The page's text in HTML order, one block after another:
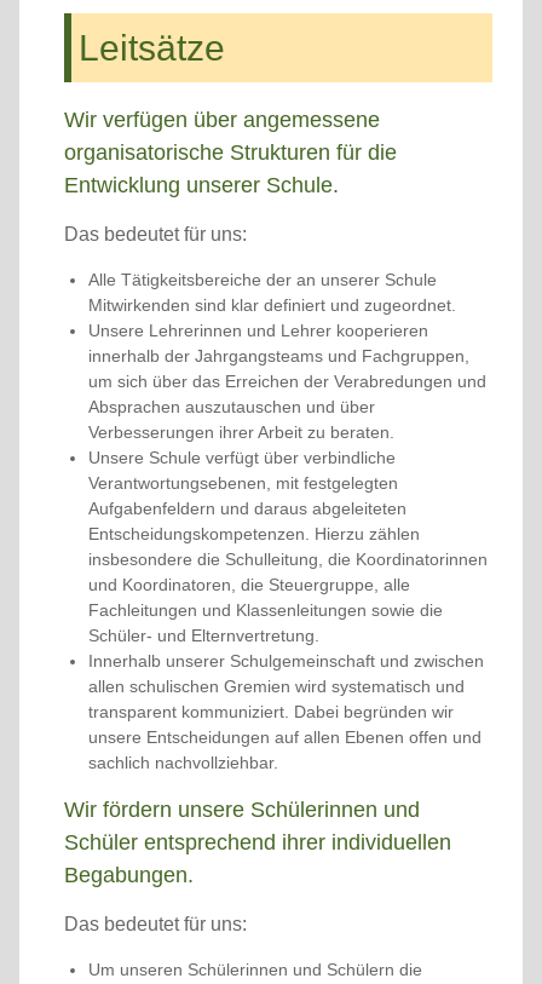
Leitsätze
Wir verfügen über angemessene
organisatorische Strukturen für die
Entwicklung unserer Schule.
Das bedeutet für uns:
Alle Tätigkeitsbereiche der an unserer Schule
Mitwirkenden sind klar definiert und zugeordnet.
Unsere Lehrerinnen und Lehrer kooperieren
innerhalb der Jahrgangsteams und Fachgruppen,
um sich über das Erreichen der Verabredungen und
Absprachen auszutauschen und über
Verbesserungen ihrer Arbeit zu beraten.
Unsere Schule verfügt über verbindliche
Verantwortungsebenen, mit festgelegten
Aufgabenfeldern und daraus abgeleiteten
Entscheidungskompetenzen. Hierzu zählen
insbesondere die Schulleitung, die Koordinatorinnen
und Koordinatoren, die Steuergruppe, alle
Fachleitungen und Klassenleitungen sowie die
Schüler- und Elternvertretung.
Innerhalb unserer Schulgemeinschaft und zwischen
allen schulischen Gremien wird systematisch und
transparent kommuniziert. Dabei begründen wir
unsere Entscheidungen auf allen Ebenen offen und
sachlich nachvollziehbar.
Wir fördern unsere Schülerinnen und
Schüler entsprechend ihrer individuellen
Begabungen.
Das bedeutet für uns:
Um unseren Schülerinnen und Schülern die